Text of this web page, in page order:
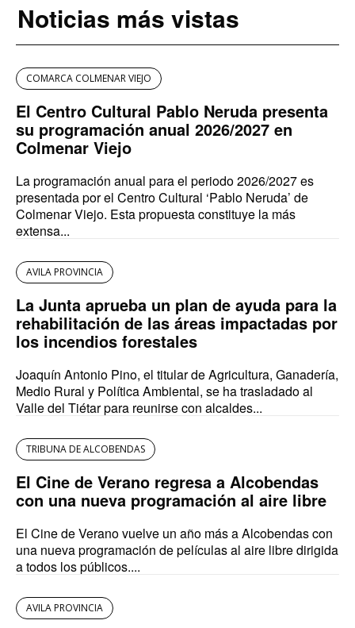
Noticias más vistas
COMARCA COLMENAR VIEJO
El Centro Cultural Pablo Neruda presenta
su programación anual 2026/2027 en
Colmenar Viejo
La programación anual para el periodo 2026/2027 es
presentada por el Centro Cultural ‘Pablo Neruda’ de
Colmenar Viejo. Esta propuesta constituye la más
extensa...
AVILA PROVINCIA
La Junta aprueba un plan de ayuda para la
rehabilitación de las áreas impactadas por
los incendios forestales
Joaquín Antonio Pino, el titular de Agricultura, Ganadería,
Medio Rural y Política Ambiental, se ha trasladado al
Valle del Tiétar para reunirse con alcaldes...
TRIBUNA DE ALCOBENDAS
El Cine de Verano regresa a Alcobendas
con una nueva programación al aire libre
El Cine de Verano vuelve un año más a Alcobendas con
una nueva programación de películas al aire libre dirigida
a todos los públicos....
AVILA PROVINCIA